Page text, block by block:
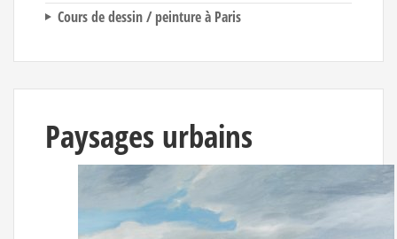
Cours de dessin / peinture à Paris
Paysages urbains